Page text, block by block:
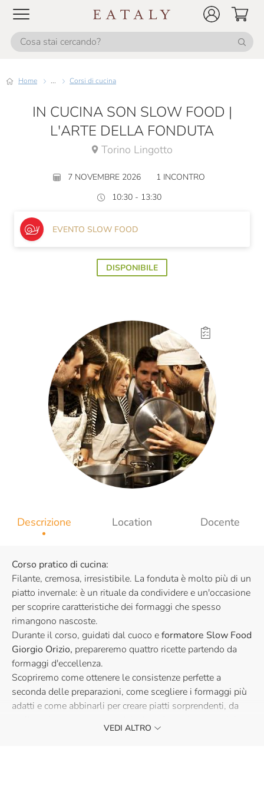
Home ... Corsi di cucina
IN CUCINA SON SLOW FOOD |
L'ARTE DELLA FONDUTA
Torino Lingotto
7 NOVEMBRE 2026
1 INCONTRO
10:30 - 13:30
EVENTO SLOW FOOD
DISPONIBILE
Descrizione Location Docente
Corso pratico di cucina:
Filante, cremosa, irresistibile. La fonduta è molto più di un
piatto invernale: è un rituale da condividere e un'occasione
per scoprire caratteristiche dei formaggi che spesso
rimangono nascoste.
Durante il corso, guidati dal cuoco eformatore Slow Food
Giorgio Orizio, prepareremo quattro ricette partendo da
formaggi d'eccellenza.
Scopriremo come ottenere le consistenze perfette a
seconda delle preparazioni, come scegliere i formaggi più
adatti e come abbinarli per creare piatti sorprendenti, da
VEDI ALTRO